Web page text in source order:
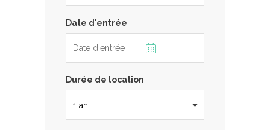
Date d'entrée
Durée de location